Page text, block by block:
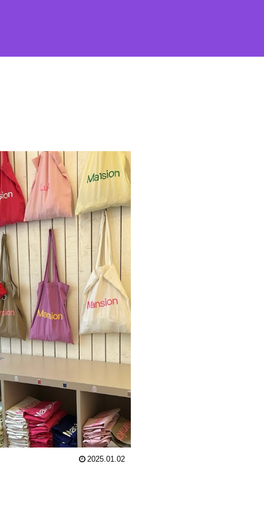
2025.01.02